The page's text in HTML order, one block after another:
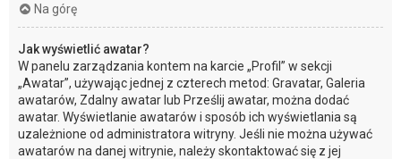
Na górę
Jak wyświetlić awatar?
W panelu zarządzania kontem na karcie „Profil” w sekcji
„Awatar”, używając jednej z czterech metod: Gravatar, Galeria
awatarów, Zdalny awatar lub Prześlij awatar, można dodać
awatar. Wyświetlanie awatarów i sposób ich wyświetlania są
uzależnione od administratora witryny. Jeśli nie można używać
awatarów na danej witrynie, należy skontaktować się z jej